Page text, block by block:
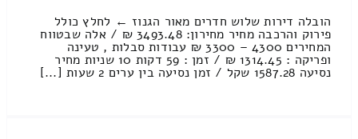
הובלה דירות שלוש חדרים מאור הגנוז ← לחלץ כולל
פירוק והרכבה מחיר מחירון: 3493.48 ₪ / אלה שבטווח
המחירים 4300 – 3300 ₪ עבודות סבלות , טעינה
ופריקה : 1314.45 ₪ / זמן : 59 דקות 10 שניות מחיר
נסיעה 1587.28 שקל / זמן נסיעה בין ערים 2 שעות [...]